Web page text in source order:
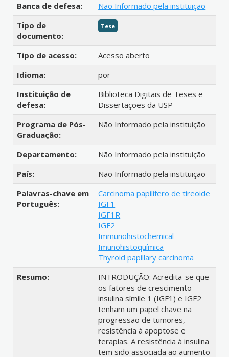
Banca de defesa:
Não Informado pela instituição
Tipo de
documento:
Tese
Tipo de acesso:
Acesso aberto
Idioma:
por
Instituição de
defesa:
Biblioteca Digitais de Teses e
Dissertações da USP
Programa de Pós-
Graduação:
Não Informado pela instituição
Departamento:
Não Informado pela instituição
País:
Não Informado pela instituição
Palavras-chave em
Português:
Carcinoma papilífero de tireoide
IGF1
IGF1R
IGF2
Immunohistochemical
Imunohistoquímica
Thyroid papillary carcinoma
Resumo:
INTRODUÇÃO: Acredita-se que
os fatores de crescimento
insulina símile 1 (IGF1) e IGF2
tenham um papel chave na
progressão de tumores,
resistência à apoptose e
terapias. A resistência à insulina
tem sido associada ao aumento